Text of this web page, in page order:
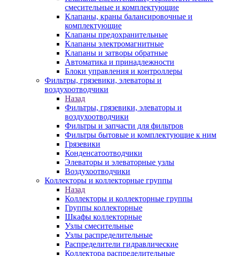
смесительные и комплектующие
Клапаны, краны балансировочные и
комплектующие
Клапаны предохранительные
Клапаны электромагнитные
Клапаны и затворы обратные
Автоматика и принадлежности
Блоки управления и контроллеры
Фильтры, грязевики, элеваторы и
воздухоотводчики
Назад
Фильтры, грязевики, элеваторы и
воздухоотводчики
Фильтры и запчасти для фильтров
Фильтры бытовые и комплектующие к ним
Грязевики
Конденсатоотводчики
Элеваторы и элеваторные узлы
Воздухоотводчики
Коллекторы и коллекторные группы
Назад
Коллекторы и коллекторные группы
Группы коллекторные
Шкафы коллекторные
Узлы смесительные
Узлы распределительные
Распределители гидравлические
Коллектора распределительные